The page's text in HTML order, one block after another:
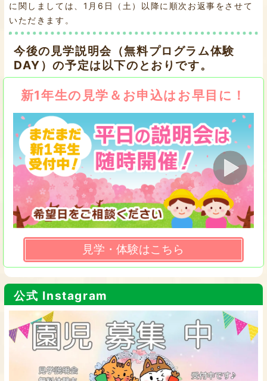
に関しましては、1月6日（土）以降に順次お返事をさせて
いただきます。
今後の見学説明会（無料プログラム体験
DAY）の予定は以下のとおりです。
新1年生の見学＆お申込はお早目に！
見学・体験はこちら
公式 Instagram